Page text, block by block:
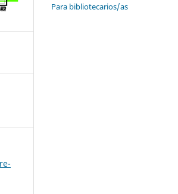
Para bibliotecarios/as